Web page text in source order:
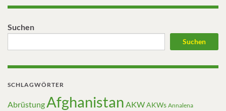
Suchen
Suchen
SCHLAGWÖRTER
Abrüstung Afghanistan AKWAKWs Annalena